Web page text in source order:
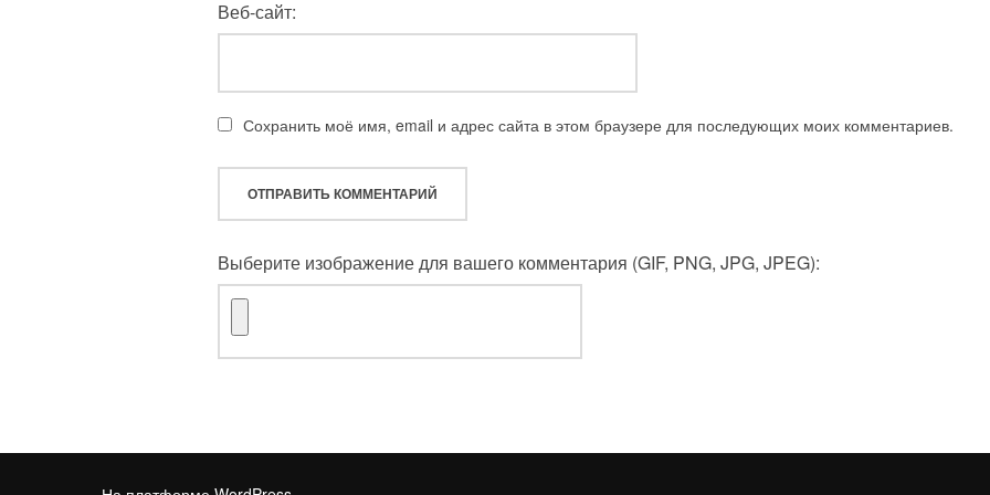
Веб-сайт:
Сохранить моё имя, email и адрес сайта в этом браузере для последующих моих комментариев.
Выберите изображение для вашего комментария (GIF, PNG, JPG, JPEG):